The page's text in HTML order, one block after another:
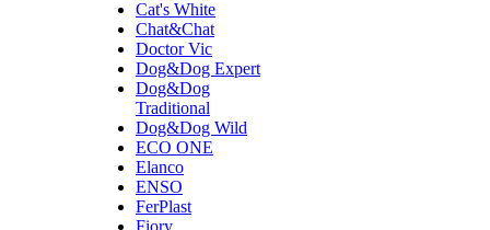
Cat's White
Chat&Chat
Doctor Vic
Dog&Dog Expert
Dog&Dog
Traditional
Dog&Dog Wild
ECO ONE
Elanco
ENSO
FerPlast
Fiory